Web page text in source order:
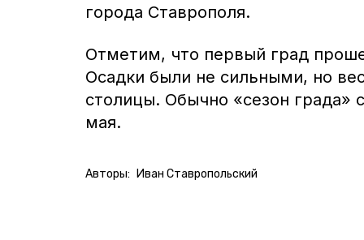
города Ставрополя.
Отметим, что первый град
Осадки были не сильными, но
столицы. Обычно «сезон града»
мая.
Авторы: Иван Ставропольский